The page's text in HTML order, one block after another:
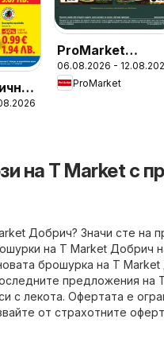
ProMarket
брошура
06.08.2026 -
ProMarket
на T Market с
Добрич? Значи сте на
на T Market Добрич
брошурка на T
предложения на
с лекота. Офертата е
от страхотните